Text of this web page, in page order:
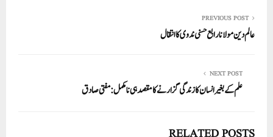
PREVIOUS POST
عالم دین مولانا رابع حسنی ندوی کا انتقال
NEXT POST
علم کے بغیر انسان کا زندگی گزارنے کا مقصد ہی نامکمل:مفتی صادق